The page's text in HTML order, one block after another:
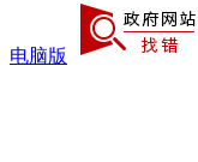
电脑版